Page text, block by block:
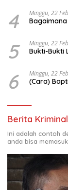
4 Minggu, 22
5 Minggu, 22
Bukti-Bukti
6 Minggu, 22
(Cara)
Berita Kriminal
Ini adalah contoh
anda bisa